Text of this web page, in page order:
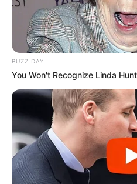
BUZZ DAY
You Won't Recognize Linda